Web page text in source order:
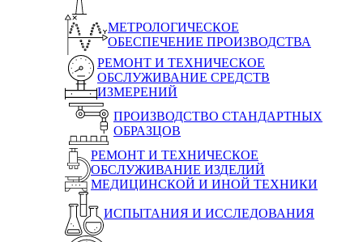
МЕТРОЛОГИЧЕСКОЕ
ОБЕСПЕЧЕНИЕ ПРОИЗВОДСТВА
РЕМОНТ И ТЕХНИЧЕСКОЕ
ОБСЛУЖИВАНИЕ СРЕДСТВ
ИЗМЕРЕНИЙ
ПРОИЗВОДСТВО СТАНДАРТНЫХ
ОБРАЗЦОВ
РЕМОНТ И ТЕХНИЧЕСКОЕ
ОБСЛУЖИВАНИЕ ИЗДЕЛИЙ
МЕДИЦИНСКОЙ И ИНОЙ ТЕХНИКИ
ИСПЫТАНИЯ И ИССЛЕДОВАНИЯ